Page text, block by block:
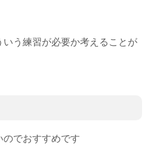
いう練習が必要か考えることが
でおすすめです